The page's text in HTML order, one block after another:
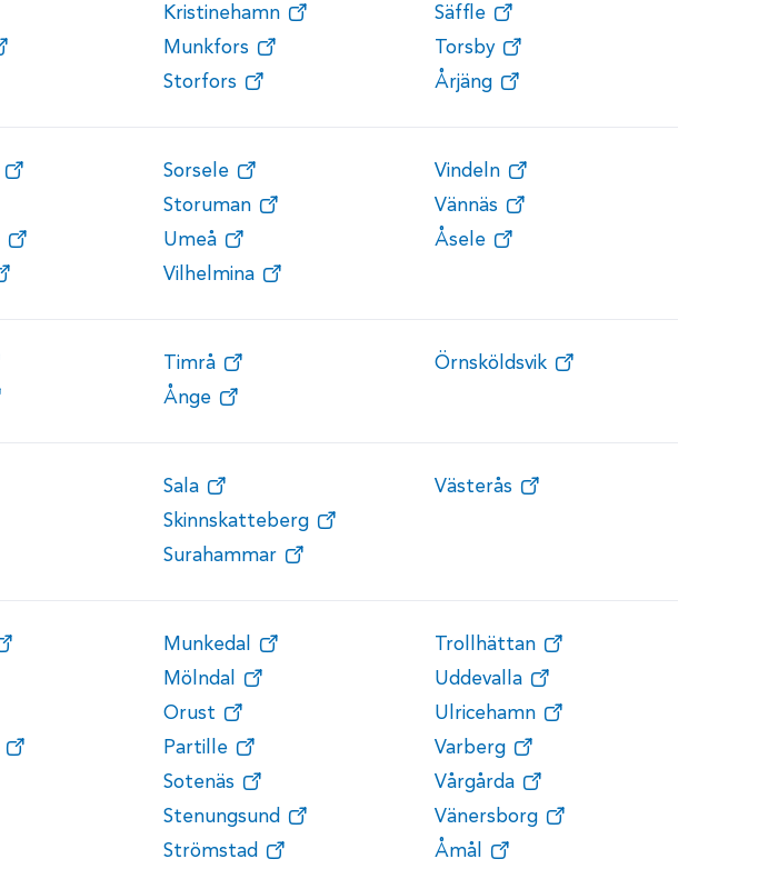
Kristinehamn
Munkfors
Storfors
Säffle
Torsby
Årjäng
Sorsele
Storuman
Umeå
Vilhelmina
Vindeln
Vännäs
Åsele
Timrå
Ånge
Örnsköldsvik
Sala
Skinnskatteberg
Surahammar
Västerås
Munkedal
Mölndal
Orust
Partille
Sotenäs
Stenungsund
Strömstad
Trollhättan
Uddevalla
Ulricehamn
Varberg
Vårgårda
Vänersborg
Åmål